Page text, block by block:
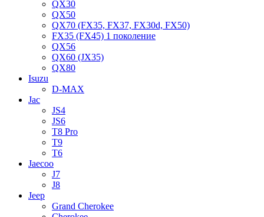
QX30
QX50
QX70 (FX35, FX37, FX30d, FX50)
FX35 (FX45) 1 поколение
QX56
QX60 (JX35)
QX80
Isuzu
D-MAX
Jac
JS4
JS6
T8 Pro
T9
T6
Jaecoo
J7
J8
Jeep
Grand Cherokee